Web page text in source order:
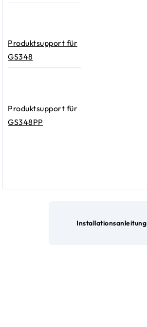
Produktsupport für
GS348
Produktsupport für
GS348PP
Installationsanleitung